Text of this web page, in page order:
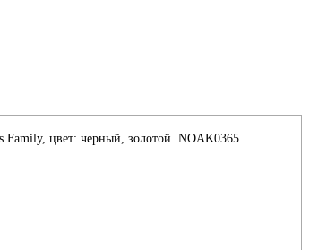
Family, цвет: черный, золотой. NOAK0365